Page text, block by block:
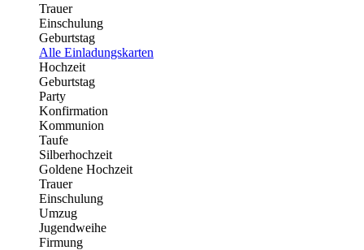
Trauer
Einschulung
Geburtstag
Alle Einladungskarten
Hochzeit
Geburtstag
Party
Konfirmation
Kommunion
Taufe
Silberhochzeit
Goldene Hochzeit
Trauer
Einschulung
Umzug
Jugendweihe
Firmung